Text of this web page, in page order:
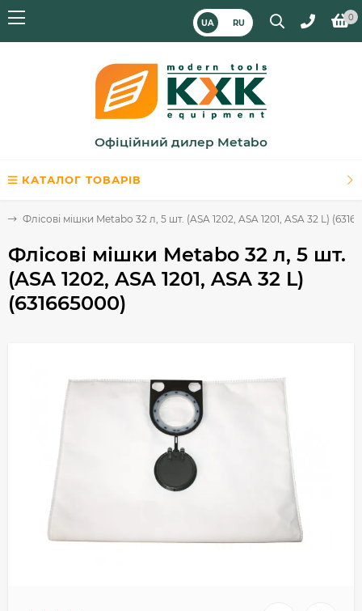
UA RU
0
Офіційний дилер Metabo
КАТАЛОГ ТОВАРІВ
Флісові мішки Metabo 32 л, 5 шт. (ASA 1202, ASA 1201, ASA 32 L)
Флісові мішки Metabo 32 л, 5 шт.
(ASA 1202, ASA 1201, ASA 32 L)
(631665000)